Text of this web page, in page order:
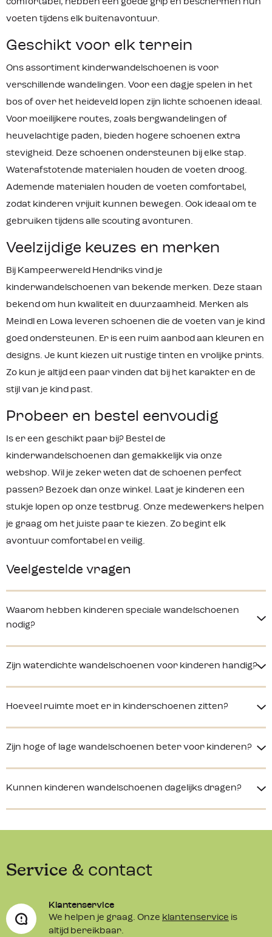
comfortabel, hebben een goede grip en beschermen hun
voeten tijdens elk buitenavontuur.
Geschikt voor elk terrein
Ons assortiment kinderwandelschoenen is voor
verschillende wandelingen. Voor een dagje spelen in het
bos of over het heideveld lopen zijn lichte schoenen ideaal.
Voor moeilijkere routes, zoals bergwandelingen of
heuvelachtige paden, bieden hogere schoenen extra
stevigheid. Deze schoenen ondersteunen bij elke stap.
Waterafstotende materialen houden de voeten droog.
Ademende materialen houden de voeten comfortabel,
zodat kinderen vrijuit kunnen bewegen. Ook ideaal om te
gebruiken tijdens alle scouting avonturen.
Veelzijdige keuzes en merken
Bij Kampeerwereld Hendriks vind je
kinderwandelschoenen van bekende merken. Deze staan
bekend om hun kwaliteit en duurzaamheid. Merken als
Meindl en Lowa leveren schoenen die de voeten van je kind
goed ondersteunen. Er is een ruim aanbod aan kleuren en
designs. Je kunt kiezen uit rustige tinten en vrolijke prints.
Zo kun je altijd een paar vinden dat bij het karakter en de
stijl van je kind past.
Probeer en bestel eenvoudig
Is er een geschikt paar bij? Bestel de
kinderwandelschoenen dan gemakkelijk via onze
webshop. Wil je zeker weten dat de schoenen perfect
passen? Bezoek dan onze winkel. Laat je kinderen een
stukje lopen op onze testbrug. Onze medewerkers helpen
je graag om het juiste paar te kiezen. Zo begint elk
avontuur comfortabel en veilig.
Veelgestelde vragen
Waarom hebben kinderen speciale wandelschoenen
nodig?
Zijn waterdichte wandelschoenen voor kinderen handig?
Hoeveel ruimte moet er in kinderschoenen zitten?
Zijn hoge of lage wandelschoenen beter voor kinderen?
Kunnen kinderen wandelschoenen dagelijks dragen?
Service & contact
Klantenservice
We helpen je graag. Onze klantenservice is
altijd bereikbaar.